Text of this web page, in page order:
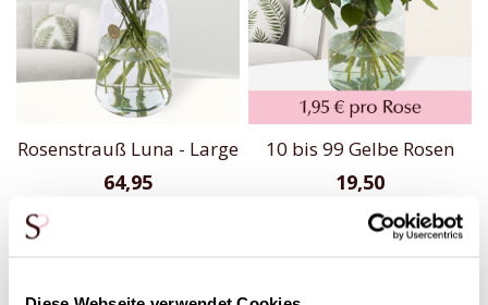
Rosenstrauß Luna - Large
64,95
Lieferbar in 3 Werktagen
10 bis 99 Gelbe Rosen
19,50